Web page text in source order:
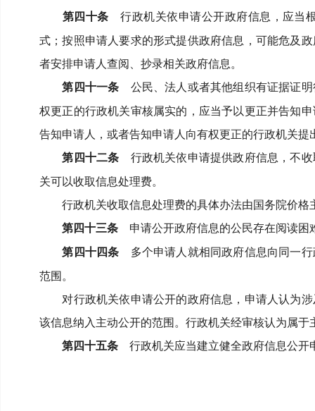
第四十条 行政机关依申请公开政府信息，应当
式；按照申请人要求的形式提供政府信息，可能危及
者安排申请人查阅、抄录相关政府信息。
第四十一条 公民、法人或者其他组织有证据证
权更正的行政机关审核属实的，应当予以更正并告知
告知申请人，或者告知申请人向有权更正的行政机关提
第四十二条 行政机关依申请提供政府信息，不收
关可以收取信息处理费。
行政机关收取信息处理费的具体办法由国务院价
第四十三条 申请公开政府信息的公民存在阅读困
第四十四条 多个申请人就相同政府信息向同一
范围。
对行政机关依申请公开的政府信息，申请人认为
该信息纳入主动公开的范围。 行政机关经审核认为属于
第四十五条 行政机关应当建立健全政府信息公开